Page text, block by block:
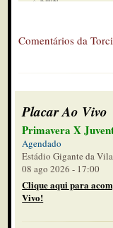
2º tempo
enfiou um
2º tempo
Escanteio
39'
2º tempo
Edinho
38'
2º tempo
Sai
Comentários da
Placar Ao Vivo
Primavera X
Agendado
Estádio Gigante da
08 ago 2026 - 17:00
Clique aqui para
Vivo!